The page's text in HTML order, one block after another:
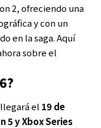
2, ofreciendo una
y con un
en la saga. Aquí
sobre el
el 19 de
5 yXboxSeries